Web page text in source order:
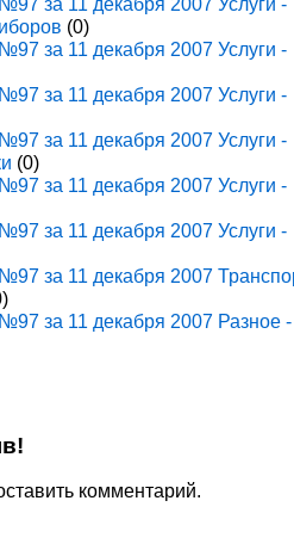
(0)
за 11 декабря 2007 Услуги -
за 11 декабря 2007 Услуги -
за 11 декабря 2007 Услуги -
(0)
за 11 декабря 2007 Услуги -
за 11 декабря 2007 Услуги -
за 11 декабря 2007
за 11 декабря 2007 Разное -
комментарий.